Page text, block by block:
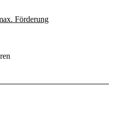
Förderung